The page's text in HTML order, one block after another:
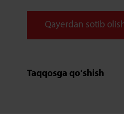
Qayerdan sotib
Taqqosga qoʻshish